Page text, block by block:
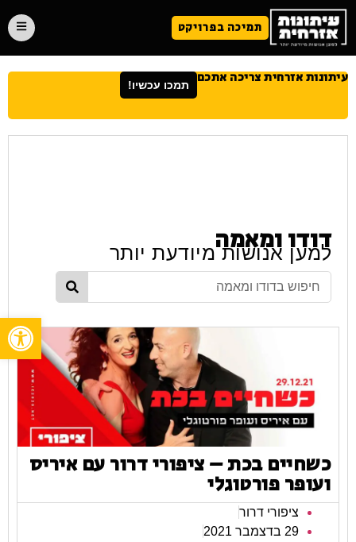
תמיכה בפרויקט
עיתונות אזרחית צריכה אתכם תמכו עכשיו!
דודו ומאמה
למען אנושות מיודעת יותר
כשחיים בכת – ציפורי דרור עם איריס
ועופר פורטוגלי
ציפורי דרור
29 בדצמבר 2021